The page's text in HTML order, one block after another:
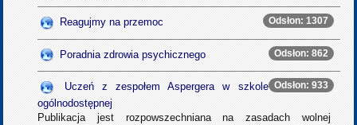
Odsłon: 1307
Reagujmy na przemoc
Odsłon: 862
Poradnia zdrowia psychicznego
Odsłon: 933
Uczeń z zespołem Aspergera w szkole
ogólnodostępnej
Publikacja jest rozpowszechniana na zasadach wolnej